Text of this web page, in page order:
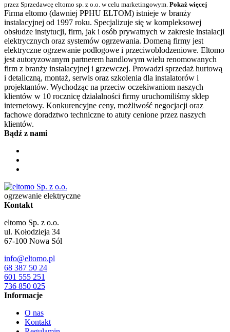
przez Sprzedawcę eltomo sp. z o.o. w celu marketingowym. Pokaż więcej
Firma eltomo (dawniej PPHU ELTOM) istnieje w branży
instalacyjnej od 1997 roku. Specjalizuje się w kompleksowej
obsłudze instytucji, firm, jak i osób prywatnych w zakresie instalacji
elektrycznych oraz systemów ogrzewania. Domeną firmy jest
elektryczne ogrzewanie podłogowe i przeciwoblodzeniowe. Eltomo
jest autoryzowanym partnerem handlowym wielu renomowanych
firm z branży instalacyjnej i grzewczej. Prowadzi sprzedaż hurtową
i detaliczną, montaż, serwis oraz szkolenia dla instalatorów i
projektantów. Wychodząc na przeciw oczekiwaniom naszych
klientów w 10 rocznicę działalności firmy uruchomiliśmy sklep
internetowy. Konkurencyjne ceny, możliwość negocjacji oraz
fachowe doradztwo techniczne to atuty cenione przez naszych
klientów.
Bądź z nami
ogrzewanie elektryczne
Kontakt
eltomo Sp. z o.o.
ul. Kołodzieja 34
67-100 Nowa Sól
info@eltomo.pl
68 387 50 24
601 555 251
736 850 025
Informacje
O nas
Kontakt